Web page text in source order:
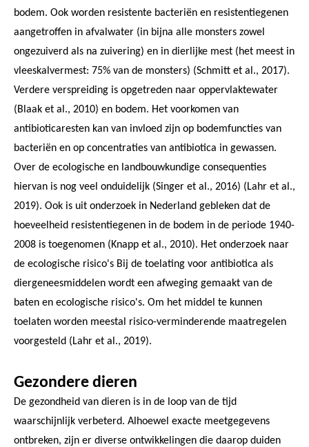
bodem. Ook worden resistente bacteriën en resistentiegenen
aangetroffen in afvalwater (in bijna alle monsters zowel
ongezuiverd als na zuivering) en in dierlijke mest (het meest in
vleeskalvermest: 75% van de monsters) (Schmitt et al., 2017).
Verdere verspreiding is opgetreden naar oppervlaktewater
(Blaak et al., 2010) en bodem. Het voorkomen van
antibioticaresten kan van invloed zijn op bodemfuncties van
bacteriën en op concentraties van antibiotica in gewassen.
Over de ecologische en landbouwkundige consequenties
hiervan is nog veel onduidelijk (Singer et al., 2016) (Lahr et al.,
2019). Ook is uit onderzoek in Nederland gebleken dat de
hoeveelheid resistentiegenen in de bodem in de periode 1940-
2008 is toegenomen (Knapp et al., 2010). Het onderzoek naar
de ecologische risico's Bij de toelating voor antibiotica als
diergeneesmiddelen wordt een afweging gemaakt van de
baten en ecologische risico's. Om het middel te kunnen
toelaten worden meestal risico-verminderende maatregelen
voorgesteld (Lahr et al., 2019).
Gezondere dieren
De gezondheid van dieren is in de loop van de tijd
waarschijnlijk verbeterd. Alhoewel exacte meetgegevens
ontbreken, zijn er diverse ontwikkelingen die daarop duiden